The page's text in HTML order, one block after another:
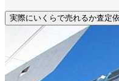
実際にいくらで売れるか査定